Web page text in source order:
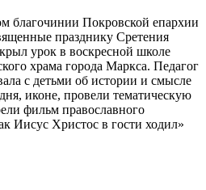
благочинии Покровской епархии
празднику Сретения
урок в воскресной школе
храма города Маркса. Педагог
с детьми об истории и смысле
иконе, провели тематическую
фильм православного
Иисус Христос в гости ходил»